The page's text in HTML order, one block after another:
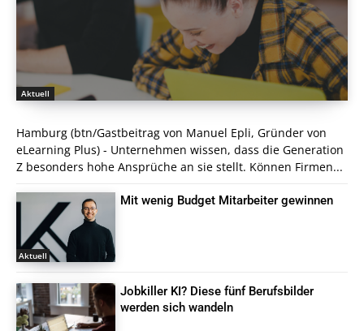
Aktuell
Hamburg (btn/Gastbeitrag von Manuel Epli, Gründer von
eLearning Plus) - Unternehmen wissen, dass die Generation
Z besonders hohe Ansprüche an sie stellt. Können Firmen...
Aktuell
Mit wenig Budget Mitarbeiter gewinnen
Jobkiller KI? Diese fünf Berufsbilder
werden sich wandeln